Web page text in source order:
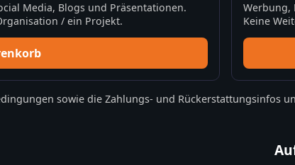
Media, Blogs und Präsentationen.
/ ein Projekt.
Werbung,
Keine
sowie die Zahlungs- und Rückerstattungsinfos